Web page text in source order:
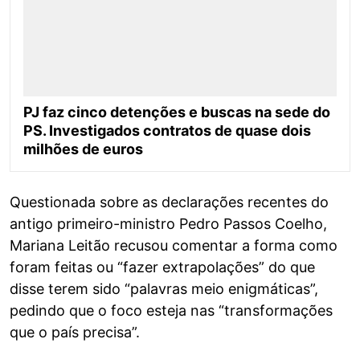
PJ faz cinco detenções e buscas na sede do
PS. Investigados contratos de quase dois
milhões de euros
Questionada sobre as declarações recentes do
antigo primeiro-ministro Pedro Passos Coelho,
Mariana Leitão recusou comentar a forma como
foram feitas ou “fazer extrapolações” do que
disse terem sido “palavras meio enigmáticas”,
pedindo que o foco esteja nas “transformações
que o país precisa”.